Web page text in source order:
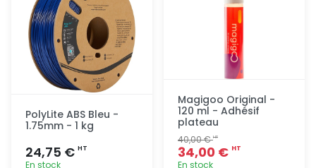
PolyLite ABS Bleu -
1.75mm - 1 kg
24,75 € HT
En stock
Magigoo Original -
120 ml - Adhésif
plateau
40,00 €HT
34,00 € HT
En stock